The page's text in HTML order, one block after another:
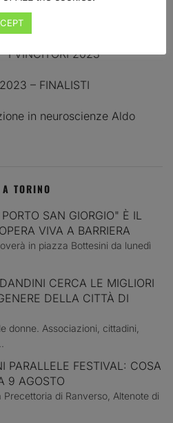
1 – Workshop Comunicare la
& filmmaking. II Edizione
I VINCITORI 2023
– FINALISTI
in neuroscienze Aldo
TORINO
SAN GIORGIO" È IL
VIVA A BARRIERA
in piazza Bottesini da lunedì
CERCA LE MIGLIORI
DELLA CITTÀ DI
donne. Associazioni, cittadini,
PARALLELE FESTIVAL: COSA
9 AGOSTO
di Ranverso, Altenote di